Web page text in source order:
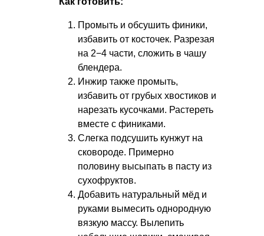
Промыть и обсушить финики,
избавить от косточек. Разрезая
на 2−4 части, сложить в чашу
блендера.
Инжир также промыть,
избавить от грубых хвостиков и
нарезать кусочками. Растереть
вместе с финиками.
Слегка подсушить кунжут на
сковороде. Примерно
половину высыпать в пасту из
сухофруктов.
Добавить натуральный мёд и
руками вымесить однородную
вязкую массу. Вылепить